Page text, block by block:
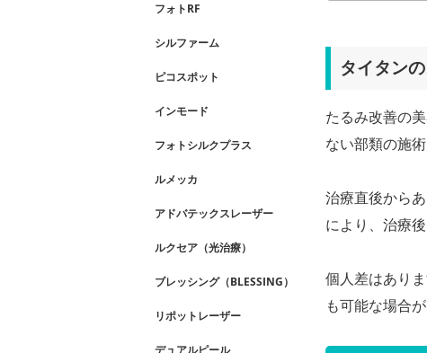
タイタン
たるみ改善の
ない部類の施
治療直後から
により、治療
個人差はあり
も可能な場合
フォトRF
シルファーム
ピコスポット
インモード
フォトシルクプラス
ルメッカ
アドバテックスレーザー
ルクセア（光治療）
ブレッシング（BLESSING）
リポットレーザー